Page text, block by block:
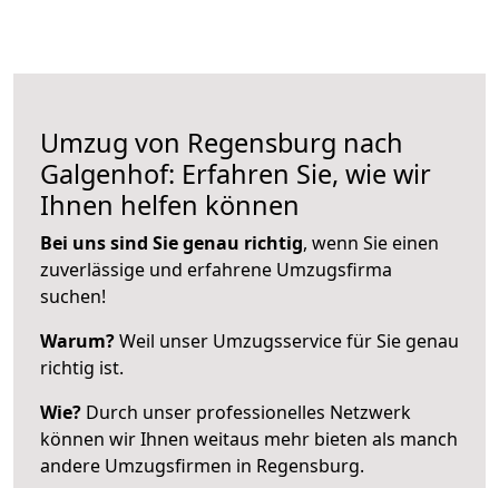
Umzug von Regensburg nach
Galgenhof: Erfahren Sie, wie wir
Ihnen helfen können
Bei uns sind Sie genau richtig, wenn Sie einen
zuverlässige und erfahrene Umzugsfirma
suchen!
Warum?Weil unser Umzugsservice für Sie genau
richtig ist.
Wie? Durch unser professionelles Netzwerk
können wir Ihnen weitaus mehr bieten als manch
andere Umzugsfirmen in Regensburg.